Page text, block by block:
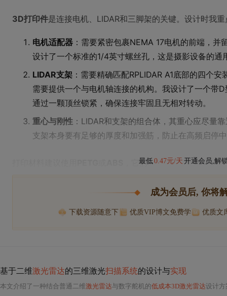
3D打印件是连接电机、LIDAR和三脚架的关键。设计时我
电机适配器 ：需要紧密包裹NEMA 17电机的前端，
设计了一个标准的1/4英寸螺丝孔，这是摄影设备的通
LIDAR支架 ：需要精确匹配RPLIDAR A1底部的四个
需要提供一个与电机轴连接的机构。我设计了一个带
通过一颗顶丝锁紧，确保连接牢固且无相对转动。
重心与刚性 ：LIDAR和支架的组合体，其重心应尽量
支架本身要有足够的厚度和加强筋，防止在高频启停
，它们
最低0.47元/天 开通会员,解
成为会员后, 你将
下载资源随意下 优质VIP博文免费学 优质文
基于二维激光雷达的三维激光扫描系统的设计与实现
本文介绍了一种结合普通二维激光雷达与数字舵机的低成本3D激光雷达设计方